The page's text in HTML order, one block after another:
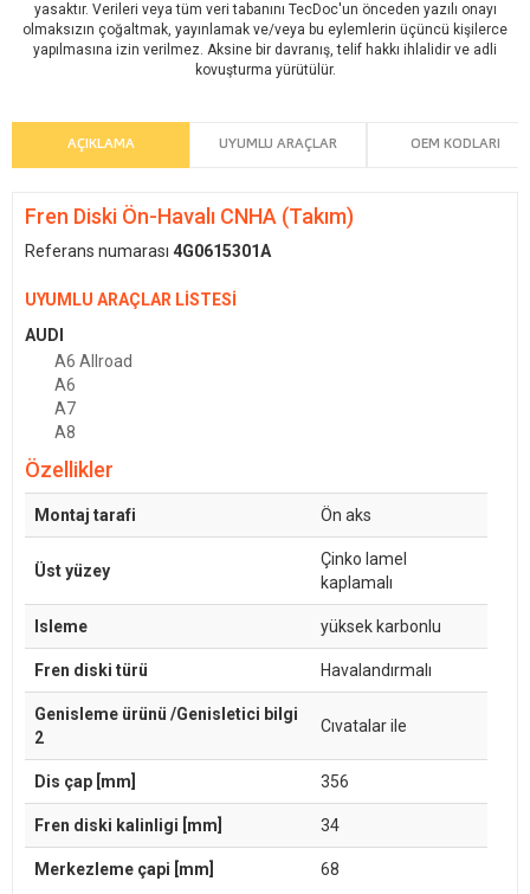
yasaktır. Verileri veya tüm veri tabanını TecDoc'un önceden yazılı onayı
olmaksızın çoğaltmak, yayınlamak ve/veya bu eylemlerin üçüncü kişilerce
yapılmasına izin verilmez. Aksine bir davranış, telif hakkı ihlalidir ve adli
kovuşturma yürütülür.
AÇIKLAMA UYUMLU ARAÇLAR OEM KODLARI
Fren Diski Ön-Havalı CNHA (Takım)
Referans numarası 4G0615301A
UYUMLU ARAÇLAR LİSTESİ
AUDI
A6 Allroad
A6
A7
A8
Özellikler
Montaj tarafi Ön aks
Üst yüzey
Çinko lamel
kaplamalı
Isleme yüksek karbonlu
Fren diski türü Havalandırmalı
Genisleme ürünü /Genisletici bilgi
2
Cıvatalar ile
Dis çap [mm] 356
Fren diski kalinligi [mm] 34
Merkezleme çapi [mm] 68